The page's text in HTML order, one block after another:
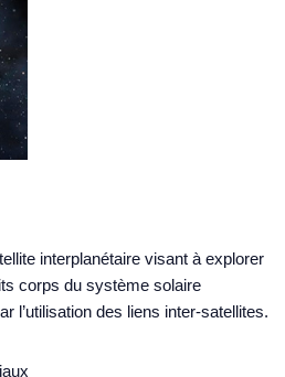
interplanétaire visant à explorer
corps du système solaire
l’utilisation des liens inter-satellites.